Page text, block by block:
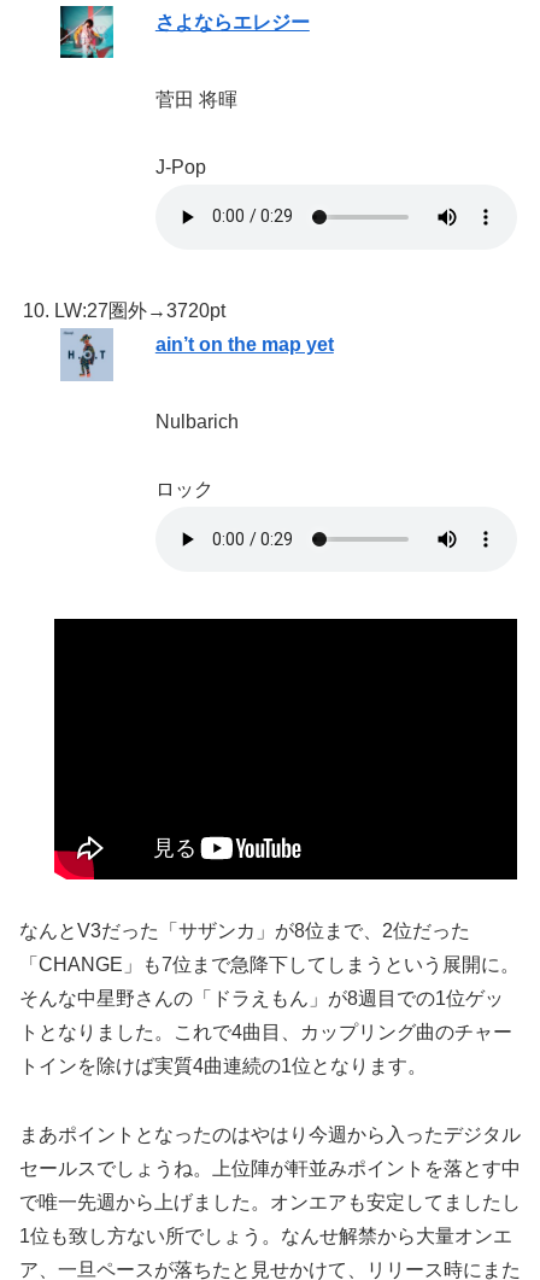
さよならエレジー
菅田 将暉
J-Pop
LW:27圏外→3720pt
ain’t on the map yet
Nulbarich
ロック
なんとV3だった「サザンカ」が8位まで、2位だった
「CHANGE」も7位まで急降下してしまうという展開に。
そんな中星野さんの「ドラえもん」が8週目での1位ゲッ
トとなりました。これで4曲目、カップリング曲のチャー
トインを除けば実質4曲連続の1位となります。
まあポイントとなったのはやはり今週から入ったデジタル
セールスでしょうね。上位陣が軒並みポイントを落とす中
で唯一先週から上げました。オンエアも安定してましたし
1位も致し方ない所でしょう。なんせ解禁から大量オンエ
ア、一旦ペースが落ちたと見せかけて、リリース時にまた